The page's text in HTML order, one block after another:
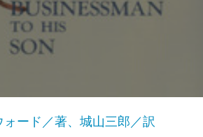
ード／著、城山三郎／訳